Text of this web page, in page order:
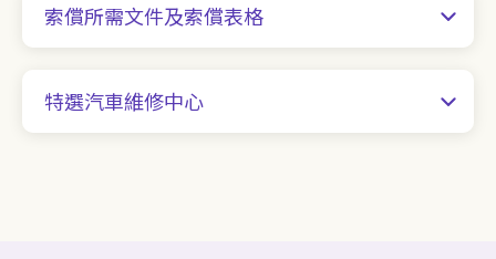
索償所需文件及索償表格
特選汽車維修中心